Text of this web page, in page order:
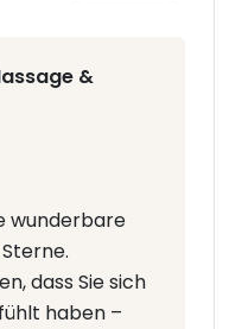
&
wunderbare
dass Sie sich
haben –